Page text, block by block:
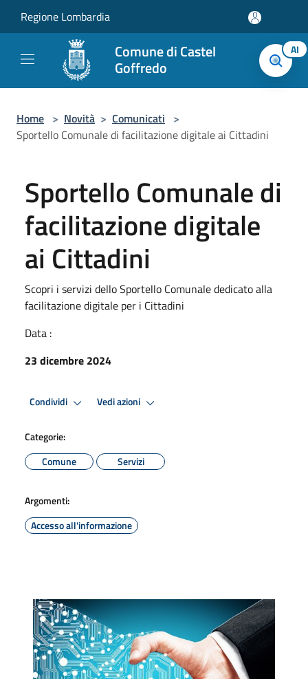
Regione Lombardia
Comune di Castel
Goffredo
AI
Home > Novità > Comunicati >
Sportello Comunale di facilitazione digitale ai Cittadini
Sportello Comunale di
facilitazione digitale
ai Cittadini
Scopri i servizi dello Sportello Comunale dedicato alla
facilitazione digitale per i Cittadini
Data :
23 dicembre 2024
Condividi Vedi azioni
Categorie:
Comune
Servizi
Argomenti:
Accesso all'informazione